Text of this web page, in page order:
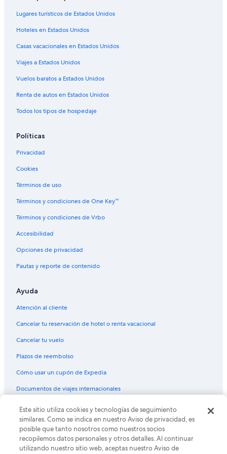
Hoteles cerca de Centro comercial The Shops At Northfield
Apart-Hoteles en Five Points
Hoteles con alberca en Five Points
Hoteles con restaurante en Five Points
Hoteles en Five Points
Casas de campo en Estación de tren 27th - Welton
Hoteles cerca de Mile High Flea Market
Hoteles cerca de Parroquia del Sagrado Corazón
Hoteles románticos en Distrito artístico norte del río
Hoteles cerca de viñedos en Distrito artístico norte del río
Hoteles en Distrito artístico norte del río
Hoteles en Thornton
Hoteles cerca de Denver Coliseum
Hoteles de Drury Inn & Suites en Derby
Hoteles en Derby
Hoteles de ski en North Park Hill
Lugares turísticos de Estados Unidos
Hoteles en Estados Unidos
Casas vacacionales en Estados Unidos
Viajes a Estados Unidos
Vuelos baratos a Estados Unidos
Renta de autos en Estados Unidos
Todos los tipos de hospedaje
Políticas
Privacidad
Cookies
Términos de uso
Términos y condiciones de One Key™
Términos y condiciones de Vrbo
Accesibilidad
Opciones de privacidad
Pautas y reporte de contenido
Ayuda
Atención al cliente
Cancelar tu reservación de hotel o renta vacacional
Cancelar tu vuelo
Plazos de reembolso
Cómo usar un cupón de Expedia
Documentos de viajes internacionales
© 2026 Expedia, Inc., una empresa de Expedia Group. Todos los
derechos reservados. Expedia y el logo de Expedia son marcas
registradas o marcas comerciales de Expedia, Inc. CST# 2029030-50.
Este sitio utiliza cookies y tecnologías de seguimiento
similares. Como se indica en nuestro Aviso de privacidad, es
posible que tanto nosotros como nuestros socios
recopilemos datos personales y otros detalles. Al continuar
utilizando nuestro sitio web, aceptas nuestro Aviso de